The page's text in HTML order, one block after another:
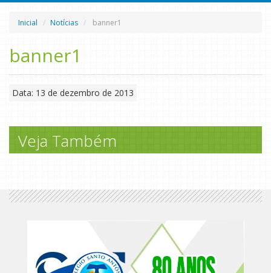
Inicial Notícias banner1
banner1
Data: 13 de dezembro de 2013
Veja Também